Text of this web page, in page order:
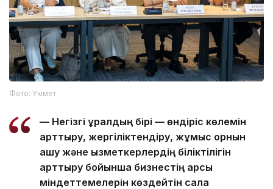
Фото: Үкімет
— Негізгі құралдың бірі — өндіріс көлемін
арттыру, жергіліктендіру, жұмыс орнын
ашу және қызметкерлердің біліктілігін
арттыру бойынша бизнестің қарсы
міндеттемелерін көздейтін сала